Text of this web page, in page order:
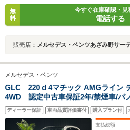
無
料
今すぐ在庫確認・見
電話する
販売店： メルセデス・ベンツあざみ野サー
メルセデス・ベンツ
GLC 220 d 4マチック AMGライン
4WD 認定中古車保証2年/禁煙車/パ
ィングルーフ/AMGスタイリングパ
ーフティパッケージ/フットトランク
ントライト/メモリー付パワーシート/
ディーラー保証 車両品質評価書付 購入プラン付
支払総額